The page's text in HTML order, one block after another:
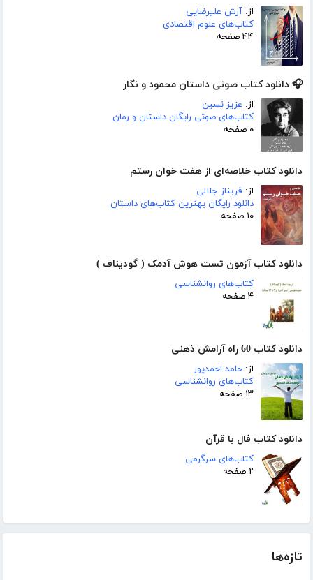
از: آرش علیرضایی
کتاب‌های علوم اقتصادی
۴۴ صفحه
🎧 دانلود کتاب صوتی داستان محمود و نگار
از: عزیز نسین
کتاب‌های صوتی رایگان داستان و رمان
۰ صفحه
دانلود کتاب خلاصه‌ای از هفت خوان رستم
از: فریناز جلالی
دانلود رایگان بهترین کتاب‌های داستان
۱۰ صفحه
دانلود کتاب آزمون تست هوش آدمک ( گودیناف )
کتاب‌های روانشناسی
۴ صفحه
دانلود کتاب 60 راه آرامش ذهنی
از: حامد احمدپور
کتاب‌های روانشناسی
۱۳ صفحه
دانلود کتاب فال با قرآن
کتاب‌های سرگرمی
۲ صفحه
تازه‌ها